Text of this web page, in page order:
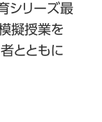
シリーズ最
擬授業を
とともに